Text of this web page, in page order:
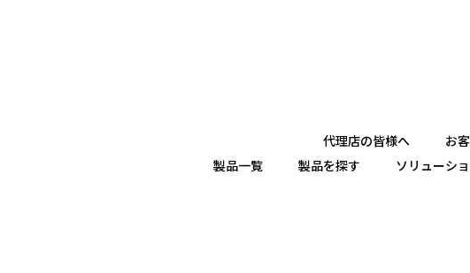
代理店の皆様へ お
製品一覧
製品を探す ソリューシ